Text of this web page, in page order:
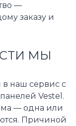
—
заказу и
МЫ
наш сервис с
Vestel.
— одна или
Причиной